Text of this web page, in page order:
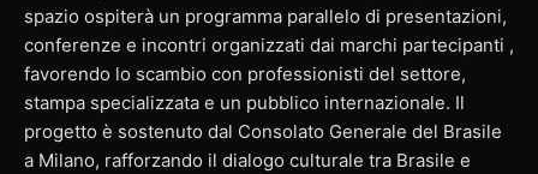
spazio ospiterà un programma parallelo di presentazioni,
conferenze e incontri organizzati dai marchi partecipanti ,
favorendo lo scambio con professionisti del settore,
stampa specializzata e un pubblico internazionale. Il
progetto è sostenuto dal Consolato Generale del Brasile
a Milano, rafforzando il dialogo culturale tra Brasile e